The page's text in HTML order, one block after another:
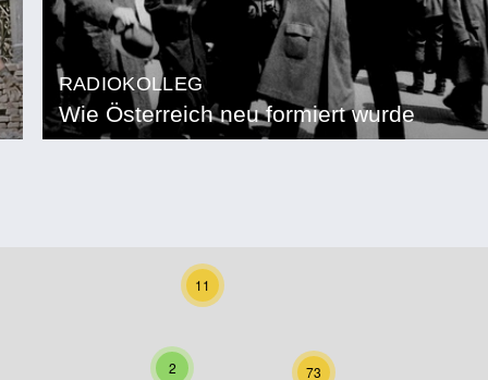
RADIOKOLLEG
Wie Österreich neu formiert wurde
2 73
11